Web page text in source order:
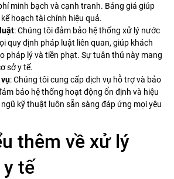
minh bạch và cạnh tranh. Bảng giá giúp
hoạch tài chính hiệu quả.
: Chúng tôi đảm bảo hệ thống xử lý nước
quy định pháp luật liên quan, giúp khách
pháp lý và tiền phạt. Sự tuân thủ này mang
sở y tế.
: Chúng tôi cung cấp dịch vụ hỗ trợ và bảo
bảo hệ thống hoạt động ổn định và hiệu
kỹ thuật luôn sẵn sàng đáp ứng mọi yêu
thêm về xử lý
tế